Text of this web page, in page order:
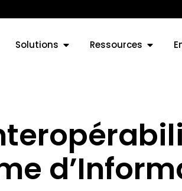
Solutions Ressources